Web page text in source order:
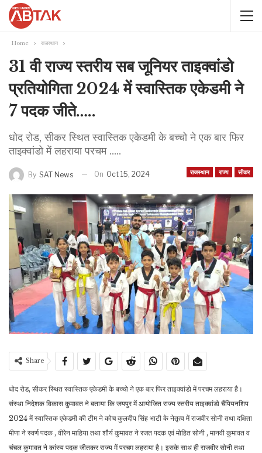
Home राजस्थान
31 वी राज्य स्तरीय सब जूनियर ताइक्वांडो
प्रतियोगिता 2024 में स्वास्तिक एकेडमी ने
7 पदक जीते…..
धोद रोड, सीकर स्थित स्वास्तिक एकेडमी के बच्चो ने एक बार फिर
ताइक्वांडो में लहराया परचम .....
राजस्थान राज्य सीकर
By SAT News On Oct 15, 2024
Share
धोद रोड, सीकर स्थित स्वास्तिक एकेडमी के बच्चो ने एक बार फिर ताइक्वांडो में परचम लहराया है।
संस्था निदेशक विकास कुमावत ने बताया कि जयपुर में आयोजित राज्य स्तरीय ताइक्वांडो चैंपियनशिप
2024 में स्वास्तिक एकेडमी की टीम ने कोच कुलदीप सिंह भाटी के नेतृत्व में राजवीर सोनी तथा दक्षिता
मीणा ने स्वर्ण पदक , वीरेन माहिया तथा शौर्य कुमावत ने रजत पदक एवं मोहित सोनी , मानवी कुमावत व
चंचल कुमावत ने कांस्य पदक जीतकर राज्य में परचम लहराया है। इसके साथ ही राजवीर सोनी तथा